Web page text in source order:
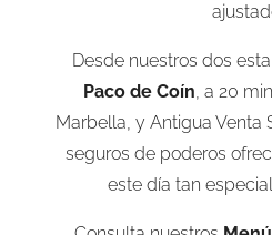
Desde nuestros dos
Paco de Coín, a 20
Marbella, y Antigua Venta
seguros de poderos
este día tan